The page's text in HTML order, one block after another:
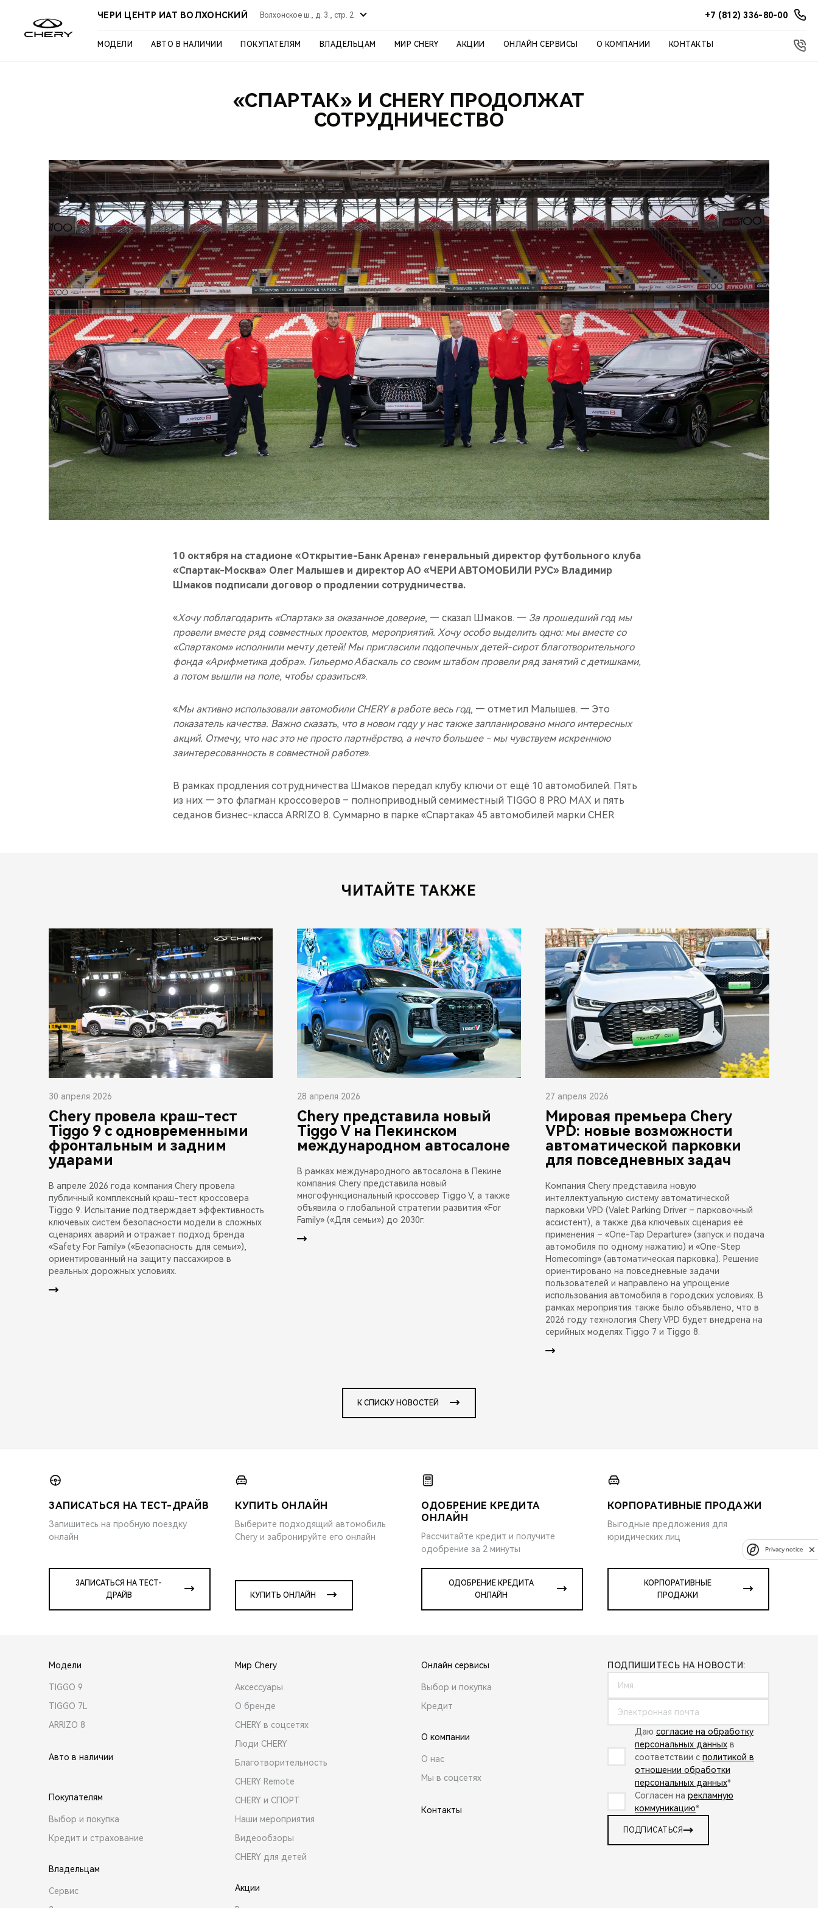
ЧЕРИ ЦЕНТР ИАТ ВОЛХОНСКИЙ Волхонское ш., д. 3., стр. 2 +7 (812) 336-80-00
МОДЕЛИ АВТО В НАЛИЧИИ ПОКУПАТЕЛЯМ ВЛАДЕЛЬЦАМ МИР CHERY АКЦИИ ОНЛАЙН СЕРВИСЫ О КОМПАНИИ КОНТАКТЫ
«СПАРТАК» И CHERY ПРОДОЛЖАТ
СОТРУДНИЧЕСТВО
10 октября на стадионе «Открытие-Банк Арена» генеральный директор футбольного клуба
«Спартак-Москва» Олег Малышев и директор АО «ЧЕРИ АВТОМОБИЛИ РУС» Владимир
Шмаков подписали договор о продлении сотрудничества.
«Хочу поблагодарить «Спартак» за оказанное доверие, — сказал Шмаков. — За прошедший год мы
провели вместе ряд совместных проектов, мероприятий. Хочу особо выделить одно: мы вместе со
«Спартаком» исполнили мечту детей! Мы пригласили подопечных детей-сирот благотворительного
фонда «Арифметика добра». Гильермо Абаскаль со своим штабом провели ряд занятий с детишками,
а потом вышли на поле, чтобы сразиться».
«Мы активно использовали автомобили CHERY в работе весь год, — отметил Малышев. — Это
показатель качества. Важно сказать, что в новом году у нас также запланировано много интересных
акций. Отмечу, что нас это не просто партнёрство, а нечто большее - мы чувствуем искреннюю
заинтересованность в совместной работе».
В рамках продления сотрудничества Шмаков передал клубу ключи от ещё 10 автомобилей. Пять
из них — это флагман кроссоверов – полноприводный семиместный TIGGO 8 PRO MAX и пять
седанов бизнес-класса ARRIZO 8. Суммарно в парке «Спартака» 45 автомобилей марки CHER
ЧИТАЙТЕ ТАКЖЕ
30 апреля 2026
Chery провела краш-тест
Tiggo 9 с одновременными
фронтальным и задним
ударами
В апреле 2026 года компания Chery провела
публичный комплексный краш-тест кроссовера
Tiggo 9. Испытание подтверждает эффективность
ключевых систем безопасности модели в сложных
сценариях аварий и отражает подход бренда
«Safety For Family» («Безопасность для семьи»),
ориентированный на защиту пассажиров в
реальных дорожных условиях.
28 апреля 2026
Chery представила новый
Tiggo V на Пекинском
международном автосалоне
В рамках международного автосалона в Пекине
компания Chery представила новый
многофункциональный кроссовер Tiggo V, а также
объявила о глобальной стратегии развития «For
Family» («Для семьи») до 2030г.
27 апреля 2026
Мировая премьера Chery
VPD: новые возможности
автоматической парковки
для повседневных задач
Компания Chery представила новую
интеллектуальную систему автоматической
парковки VPD (Valet Parking Driver – парковочный
ассистент), а также два ключевых сценария её
применения – «One-Tap Departure» (запуск и подача
автомобиля по одному нажатию) и «One-Step
Homecoming» (автоматическая парковка). Решение
ориентировано на повседневные задачи
пользователей и направлено на упрощение
использования автомобиля в городских условиях. В
рамках мероприятия также было объявлено, что в
2026 году технология Chery VPD будет внедрена на
серийных моделях Tiggo 7 и Tiggo 8.
К СПИСКУ НОВОСТЕЙ
ЗАПИСАТЬСЯ НА ТЕСТ-ДРАЙВ
Запишитесь на пробную поездку
онлайн
ЗАПИСАТЬСЯ НА ТЕСТ-
ДРАЙВ
КУПИТЬ ОНЛАЙН
Выберите подходящий автомобиль
Chery и забронируйте его онлайн
КУПИТЬ ОНЛАЙН
ОДОБРЕНИЕ КРЕДИТА
ОНЛАЙН
Рассчитайте кредит и получите
одобрение за 2 минуты
ОДОБРЕНИЕ КРЕДИТА
ОНЛАЙН
КОРПОРАТИВНЫЕ ПРОДАЖИ
Выгодные предложения для
юридических лиц
КОРПОРАТИВНЫЕ
ПРОДАЖИ
Модели
TIGGO 9
TIGGO 7L
ARRIZO 8
Авто в наличии
Покупателям
Выбор и покупка
Кредит и страхование
Владельцам
Сервис
Мир Chery
Аксессуары
О бренде
CHERY в соцсетях
Люди CHERY
Благотворительность
CHERY Remote
CHERY и СПОРТ
Наши мероприятия
Видеообзоры
CHERY для детей
Акции
Онлайн сервисы
Выбор и покупка
Кредит
О компании
О нас
Мы в соцсетях
Контакты
ПОДПИШИТЕСЬ НА НОВОСТИ:
Даю согласие на обработку
персональных данных в
соответствии с политикой в
отношении обработки
персональных данных*
Согласен на рекламную
коммуникацию*
ПОДПИСАТЬСЯ
Privacy notice